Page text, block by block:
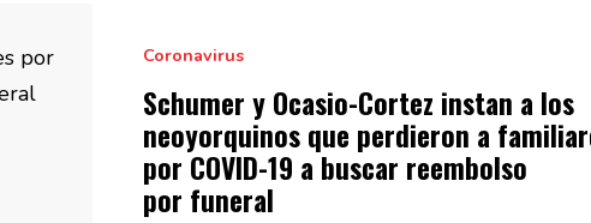
Coronavirus
Schumer y Ocasio-Cortez instan a los
neoyorquinosque perdieron a
por COVID-19 a buscar reembolso
por funeral